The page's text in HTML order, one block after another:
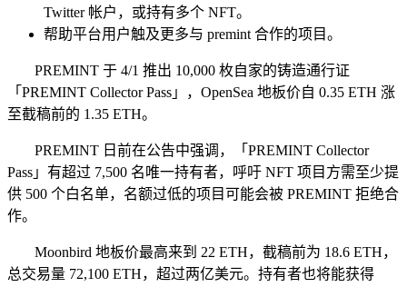
Twitter 帐户，或持有多个 NFT。
帮助平台用户触及更多与 premint 合作的项目。
PREMINT 于 4/1 推出 10,000 枚自家的铸造通行证
「PREMINT Collector Pass」，OpenSea 地板价自 0.35 ETH 涨
至截稿前的 1.35 ETH。
PREMINT 日前在公告中强调，「PREMINT Collector
Pass」有超过 7,500 名唯一持有者，呼吁 NFT 项目方需至少提
供 500 个白名单，名额过低的项目可能会被 PREMINT 拒绝合
作。
Moonbird 地板价最高来到 22 ETH，截稿前为 18.6 ETH，
总交易量 72,100 ETH，超过两亿美元。持有者也将能获得